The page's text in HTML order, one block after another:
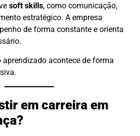
soft skills, como comunicação,
estratégico. A empresa
de forma constante e orienta
aprendizado acontece de forma
em carreira em